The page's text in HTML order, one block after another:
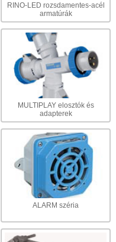
RINO-LED rozsdamentes-acél
armatúrák
MULTIPLAY elosztók és
adapterek
ALARM széria